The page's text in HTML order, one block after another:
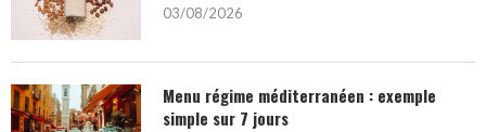
03/08/2026
Menu régime méditerranéen : exemple
simple sur 7 jours